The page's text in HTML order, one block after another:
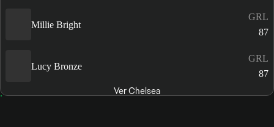
Millie Bright
GRL
87
Lucy Bronze
GRL
87
Ver Chelsea